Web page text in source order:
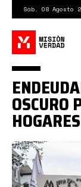
contenido
principal
Sáb. 08 Agosto
(1).jpg
OSCURO